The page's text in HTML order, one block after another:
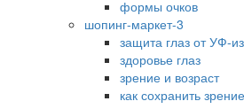
формы очков
шопинг-маркет-3
защита глаз от УФ-
здоровье глаз
зрение и возраст
как сохранить зрение